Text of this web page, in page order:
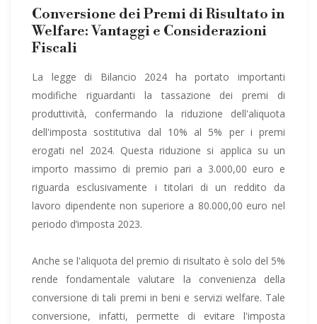
Conversione dei Premi di Risultato in
Welfare: Vantaggi e Considerazioni
Fiscali
La legge di Bilancio 2024 ha portato importanti
modifiche riguardanti la tassazione dei premi di
produttività, confermando la riduzione dell'aliquota
dell'imposta sostitutiva dal 10% al 5% per i premi
erogati nel 2024. Questa riduzione si applica su un
importo massimo di premio pari a 3.000,00 euro e
riguarda esclusivamente i titolari di un reddito da
lavoro dipendente non superiore a 80.000,00 euro nel
periodo d’imposta 2023.
Anche se l'aliquota del premio di risultato è solo del 5%
rende fondamentale valutare la convenienza della
conversione di tali premi in beni e servizi welfare. Tale
conversione, infatti, permette di evitare l'imposta